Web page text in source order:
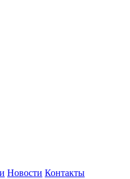
Новости Контакты